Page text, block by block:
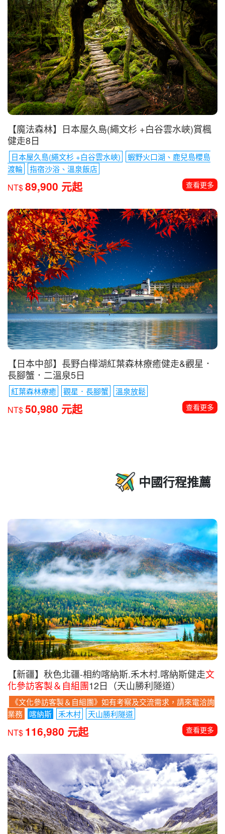
【魔法森林】日本屋久島(繩文杉 +白谷雲水峽)賞楓
健走8日
日本屋久島(繩文杉 +白谷雲水峽)
蝦野火口湖、鹿兒島櫻島
渡輪
指宿沙浴、溫泉飯店
NT$89,900 元起 查看更多
【日本中部】長野白樺湖紅葉森林療癒健走&觀星．
長腳蟹．二溫泉5日
紅葉森林療癒 觀星．長腳蟹 溫泉放鬆
NT$50,980 元起 查看更多
中國行程推薦
【新疆】秋色北疆-相約喀納斯.禾木村.喀納斯健走文
化參訪客製＆自組團12日（天山勝利隧道）
《文化參訪客製＆自組團》如有考察及交流需求，請來電洽詢
業務
喀納斯 禾木村 天山勝利隧道
NT$ 116,980 元起 查看更多